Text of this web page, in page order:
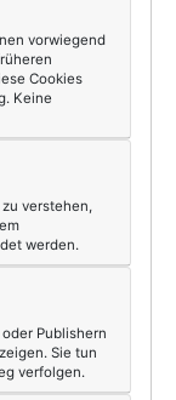
Aber ja
vorwiegend
Cookies
Keine
verstehen,
werden.
Publishern
Sie tun
verfolgen.